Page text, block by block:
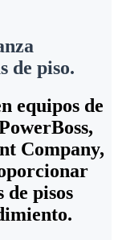
de piso.
equipos de
Company,
pisos